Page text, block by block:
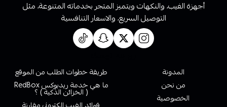
أجهزة الفيب، والنكهات ويتميز المتجر بخدماته المتنوعة، مثل
التوصيل السريع، والاسعار التنافسية
المدونة
من نحن
الخصوصية
طريقة خطوات الطلب من الموقع
ما هي خدمة ريدبوكس RedBox
( الخزائن الذكية ) ؟